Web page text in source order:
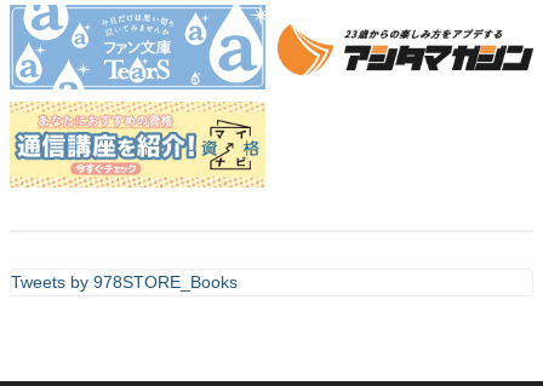
Tweets by 978STORE_Books